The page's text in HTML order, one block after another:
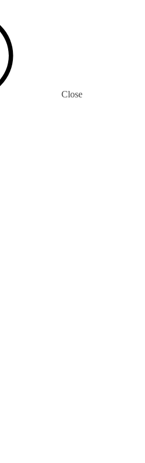
Close